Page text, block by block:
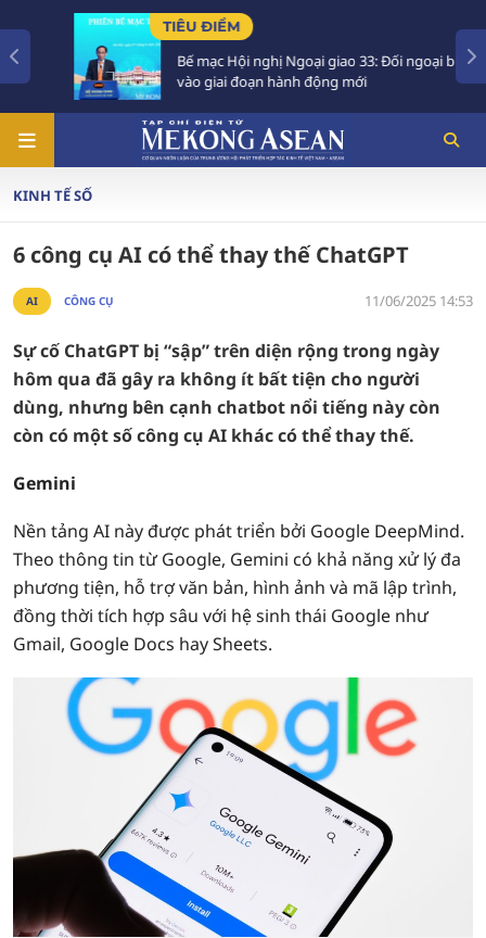
TIÊU ĐIỂM
Bế mạc Hội nghị Ngoại giao 33: Đối ngoại bước
vào giai đoạn hành động mới
KINH TẾ SỐ
6 công cụ AI có thể thay thế ChatGPT
AI CÔNG CỤ 11/06/2025 14:53
Sự cố ChatGPT bị “sập” trên diện rộng trong ngày
hôm qua đã gây ra không ít bất tiện cho người
dùng, nhưng bên cạnh chatbot nổi tiếng này còn
còn có một số công cụ AI khác có thể thay thế.
Gemini
Nền tảng AI này được phát triển bởi Google DeepMind.
Theo thông tin từ Google, Gemini có khả năng xử lý đa
phương tiện, hỗ trợ văn bản, hình ảnh và mã lập trình,
đồng thời tích hợp sâu với hệ sinh thái Google như
Gmail, Google Docs hay Sheets.